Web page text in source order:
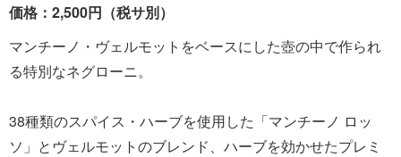
価格：2,500円（税サ別）
マンチーノ・ヴェルモットをベースにした壺の中で作られ
る特別なネグローニ。
38種類のスパイス・ハーブを使用した「マンチーノ ロッ
ソ」とヴェルモットのブレンド、ハーブを効かせたプレミ